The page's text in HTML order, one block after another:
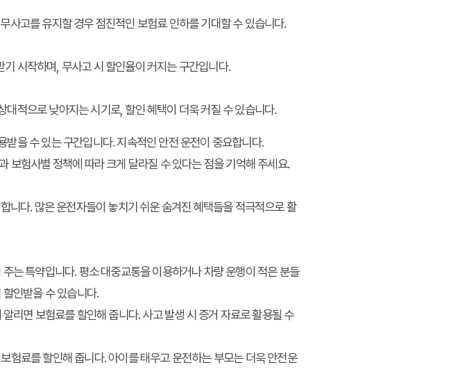
사고를 유지할 경우 점진적인 보험료 인하를 기대할 수 있습니다.
시작하며, 무사고 시 할인율이 커지는 구간입니다.
대적으로 낮아지는 시기로, 할인 혜택이 더욱 커질 수 있습니다.
받을 수 있는 구간입니다. 지속적인 안전 운전이 중요합니다.
보험사별 정책에 따라 크게 달라질 수 있다는 점을 기억해 주세요.
니다. 많은 운전자들이 놓치기 쉬운 숨겨진 혜택들을 적극적으로 활
는 특약입니다. 평소 대중교통을 이용하거나 차량 운행이 적은 분들
인받을 수 있습니다.
리면 보험료를 할인해 줍니다. 사고 발생 시 증거 자료로 활용될 수
험료를 할인해 줍니다. 아이를 태우고 운전하는 부모는 더욱 안전운